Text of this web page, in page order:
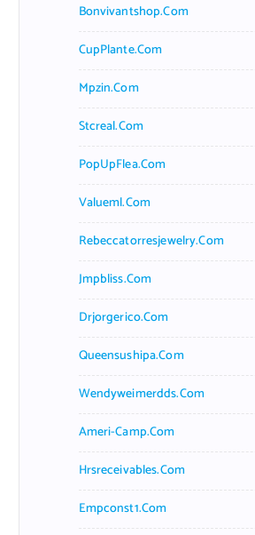
Bonvivantshop.com
CupPlante.com
Mpzin.com
Stcreal.com
PopUpFlea.com
Valueml.com
Rebeccatorresjewelry.com
Jmpbliss.com
Drjorgerico.com
Queensushipa.com
Wendyweimerdds.com
Ameri-Camp.com
Hrsreceivables.com
Empconst1.com